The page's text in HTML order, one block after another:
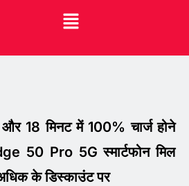
18 मिनट में 100% चार्ज होने
50 Pro 5G स्मार्टफोन मिल
के डिस्काउंट पर